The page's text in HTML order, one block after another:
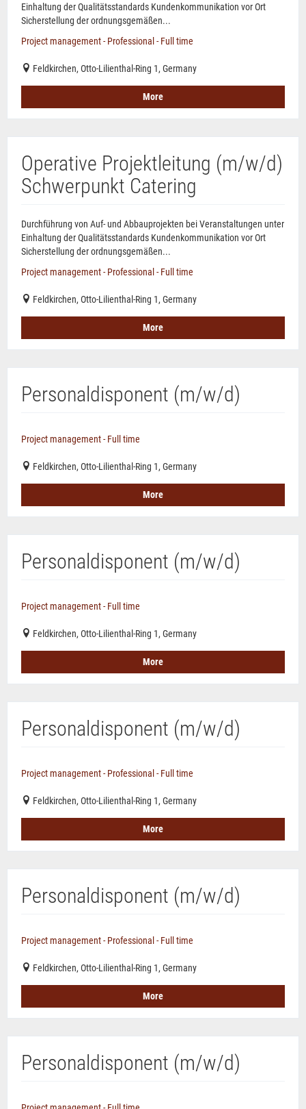
Einhaltung der Qualitätsstandards Kundenkommunikation vor Ort
Sicherstellung der ordnungsgemäßen...
Project management - Professional - Full time
Feldkirchen, Otto-Lilienthal-Ring 1, Germany
More
Operative Projektleitung (m/w/d)
Schwerpunkt Catering
Durchführung von Auf- und Abbauprojekten bei Veranstaltungen unter
Einhaltung der Qualitätsstandards Kundenkommunikation vor Ort
Sicherstellung der ordnungsgemäßen...
Project management - Professional - Full time
Feldkirchen, Otto-Lilienthal-Ring 1, Germany
More
Personaldisponent (m/w/d)
Project management - Full time
Feldkirchen, Otto-Lilienthal-Ring 1, Germany
More
Personaldisponent (m/w/d)
Project management - Full time
Feldkirchen, Otto-Lilienthal-Ring 1, Germany
More
Personaldisponent (m/w/d)
Project management - Professional - Full time
Feldkirchen, Otto-Lilienthal-Ring 1, Germany
More
Personaldisponent (m/w/d)
Project management - Professional - Full time
Feldkirchen, Otto-Lilienthal-Ring 1, Germany
More
Personaldisponent (m/w/d)